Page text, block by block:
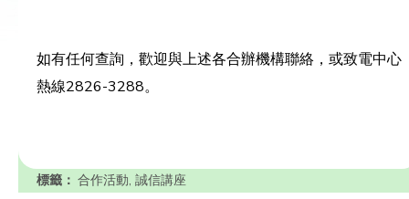
如有任何查詢，歡迎與上述各合辦機構聯絡，或致電中心
熱線2826-3288。
標籤： 合作活動, 誠信講座